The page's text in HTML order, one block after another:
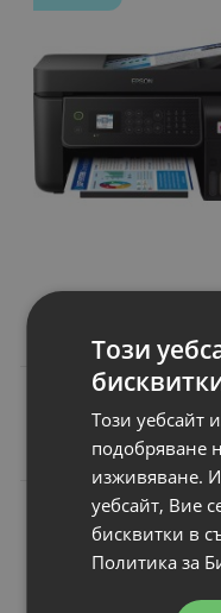
N
Този
Този уебсайт
подобряване
изживяване.
уебсайт, Вие
бисквитки в
Политика за